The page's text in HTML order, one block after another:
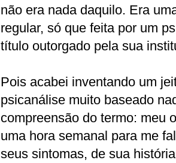
não era nada daquilo. Era
regular, só que feita por um
título outorgado pela sua
Pois acabei inventando um
psicanálise muito baseado
compreensão do termo: meu
uma hora semanal para me
seus sintomas, de sua